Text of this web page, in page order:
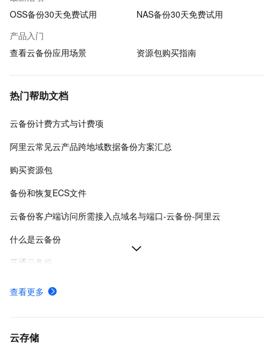
OSS备份30天免费试用
NAS备份30天免费试用
产品入门
查看云备份应用场景
资源包购买指南
热门帮助文档
云备份计费方式与计费项
阿里云常见云产品跨地域数据备份方案汇总
购买资源包
备份和恢复ECS文件
云备份客户端访问所需接入点域名与端口-云备份-阿里云
什么是云备份
开通云备份
停止云备份服务计费
查看更多
云存储